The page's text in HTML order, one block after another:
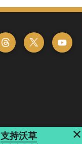
支持沃草 ×